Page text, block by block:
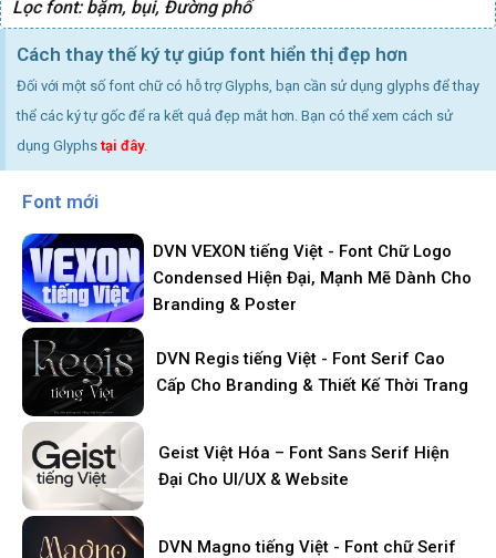
Lọc font: bặm, bụi, Đường phố
Cách thay thế ký tự giúp font hiển thị đẹp hơn
Đối với một số font chữ có hỗ trợ Glyphs, bạn cần sử dụng glyphs để thay
thể các ký tự gốc để ra kết quả đẹp mắt hơn. Bạn có thể xem cách sử
dụng Glyphs tại đây.
Font mới
DVN VEXON tiếng Việt - Font Chữ Logo
Condensed Hiện Đại, Mạnh Mẽ Dành Cho
Branding & Poster
DVN Regis tiếng Việt - Font Serif Cao
Cấp Cho Branding & Thiết Kế Thời Trang
Geist Việt Hóa – Font Sans Serif Hiện
Đại Cho UI/UX & Website
DVN Magno tiếng Việt - Font chữ Serif